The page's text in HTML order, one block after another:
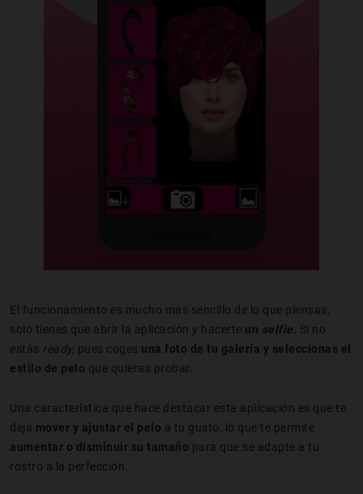
El funcionamiento es mucho más sencillo de lo que piensas,
solo tienes que abrir la aplicación y hacerte un selfie. Si no
estás ready, pues coges una foto de tu galería y seleccionas el
estilo de pelo que quieras probar.
Una característica que hace destacar esta aplicación es que te
deja mover y ajustar el pelo a tu gusto, lo que te permite
aumentar o disminuir su tamaño para que se adapte a tu
rostro a la perfección.